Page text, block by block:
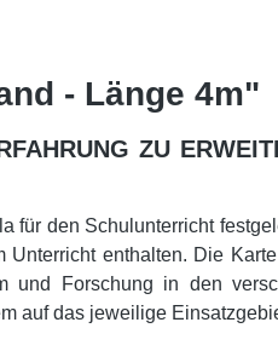
- Länge 4m"
ZU
den Schulunterricht
Unterricht enthalten. Die
Forschung in den
auf das jeweilige